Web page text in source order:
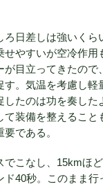
ろ日差しは強いくら
せやすいが空冷作用
が目立ってきたので
す。気温を考慮し軽
したのは功を奏した
て装備を整えること
である。
でこなし、15kmほ
ド40秒。このまま行